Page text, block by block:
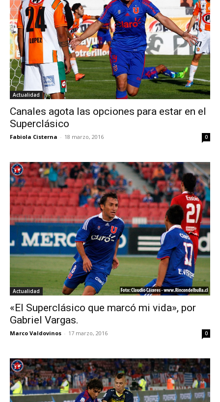
Actualidad
Canales agota las opciones para estar en el
Superclásico
Fabiola Cisterna - 18 marzo, 2016 0
Actualidad
«El Superclásico que marcó mi vida», por
Gabriel Vargas.
Marco Valdovinos - 17 marzo, 2016 0